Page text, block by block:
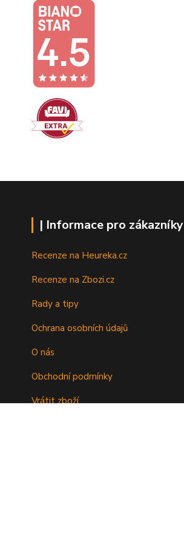
| Informace pro zákazníky
Recenze na Heureka.cz
Recenze na Zbozi.cz
Rady a tipy
Ochrana osobních údajů
O nás
Obchodní podmínky
Vrátit zboží